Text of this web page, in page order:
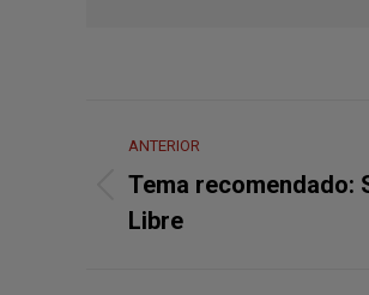
entre
publicaciones
ANTERIOR
Publicación
anterior:
Tema recomendado:
Libre